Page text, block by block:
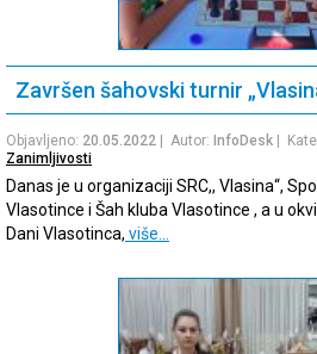
Završen šahovski turnir
Objavljeno: 20.05.2022 | Autor: InfoDesk |
Zanimljivosti
Danas je u organizaciji SRC,, Vlasina“,
Vlasotince i Šah kluba Vlasotince , a u
Dani Vlasotinca, više…